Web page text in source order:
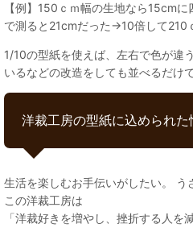
【例】150ｃｍ幅の生地なら15cm
で測ると21cmだった→10倍して210
1/10の型紙を使えば、左右で色が違
いるなどの改造をしても並べるだけ
洋裁工房の型紙に込められた
生活を楽しむお手伝いがしたい。 う
この洋裁工房は
「洋裁好きを増やし、挫折する人を